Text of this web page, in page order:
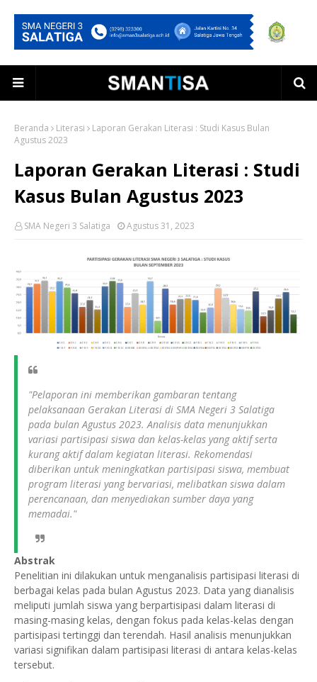
Beranda Literasi
Laporan Gerakan Literasi : Studi Kasus Bulan
Agustus 2023
Laporan Gerakan Literasi : Studi
Kasus Bulan Agustus 2023
SMA Negeri 3 Salatiga Agustus 31, 2023
"Pelaporan ini memberikan gambaran tentang
pelaksanaan Gerakan Literasi di SMA Negeri 3 Salatiga
pada bulan Agustus 2023. Analisis data menunjukkan
variasi partisipasi siswa dan kelas-kelas yang aktif serta
kurang aktif dalam kegiatan literasi. Rekomendasi
diberikan untuk meningkatkan partisipasi siswa, membuat
program literasi yang bervariasi, melibatkan siswa dalam
perencanaan, dan menyediakan sumber daya yang
memadai."
Abstrak
Penelitian ini dilakukan untuk menganalisis partisipasi literasi di
berbagai kelas pada bulan Agustus 2023. Data yang dianalisis
meliputi jumlah siswa yang berpartisipasi dalam literasi di
masing-masing kelas, dengan fokus pada kelas-kelas dengan
partisipasi tertinggi dan terendah. Hasil analisis menunjukkan
variasi signifikan dalam partisipasi literasi di antara kelas-kelas
tersebut.